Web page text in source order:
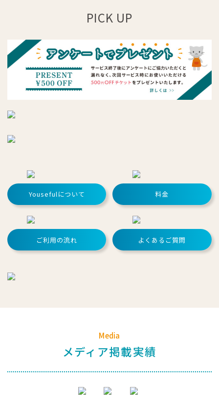
PICK UP
Yousefulについて 料金
ご利用の流れ よくあるご質問
Media
メディア掲載実績